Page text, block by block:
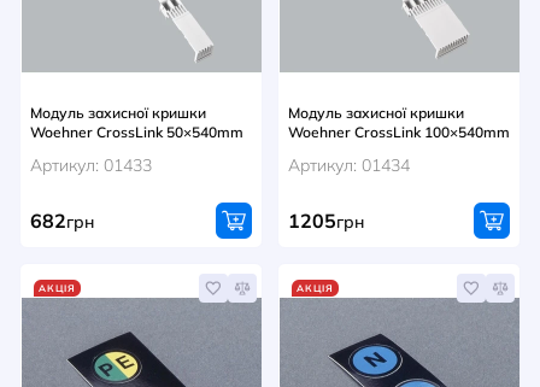
Модуль захисної кришки
Woehner CrossLink 50×540mm
Артикул: 01433
682грн
Модуль захисної кришки
Woehner CrossLink 100×540mm
Артикул: 01434
1205грн
АКЦІЯ АКЦІЯ